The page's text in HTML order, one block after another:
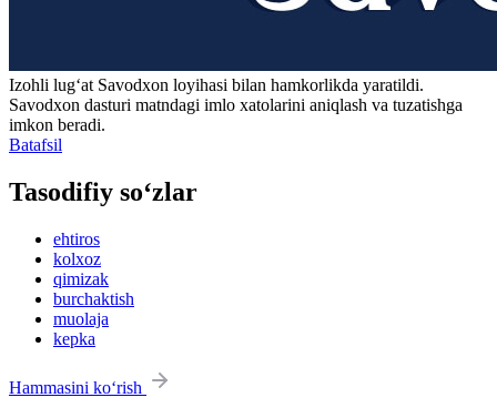
Izohli lugʻat Savodxon loyihasi bilan hamkorlikda yaratildi.
Savodxon dasturi matndagi imlo xatolarini aniqlash va tuzatishga
imkon beradi.
Batafsil
Tasodifiy so‘zlar
ehtiros
kolxoz
qimizak
burchaktish
muolaja
kepka
Hammasini ko‘rish